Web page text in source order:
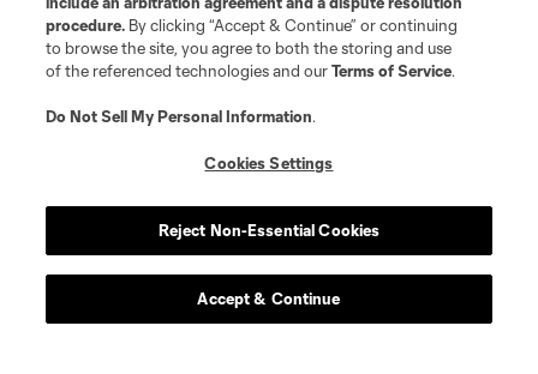
procedure. By clicking “Accept & Continue” or continuing
to browse the site, you agree to both the storing and use
of the referenced technologies and ourTerms of Service.
Do Not Sell My Personal Information.
Cookies Settings
Reject Non-Essential Cookies
Accept & Continue